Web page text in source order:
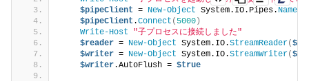
$pipeClient = New-Object System.IO.Pipes.
$pipeClient .Connect ( 5000 )
Write-Host
"子プロセスに接続しました"
$reader = New-Object System.IO.StreamReader(
$writer = New-Object System.IO.StreamWriter(
$writer.AutoFlush = $true